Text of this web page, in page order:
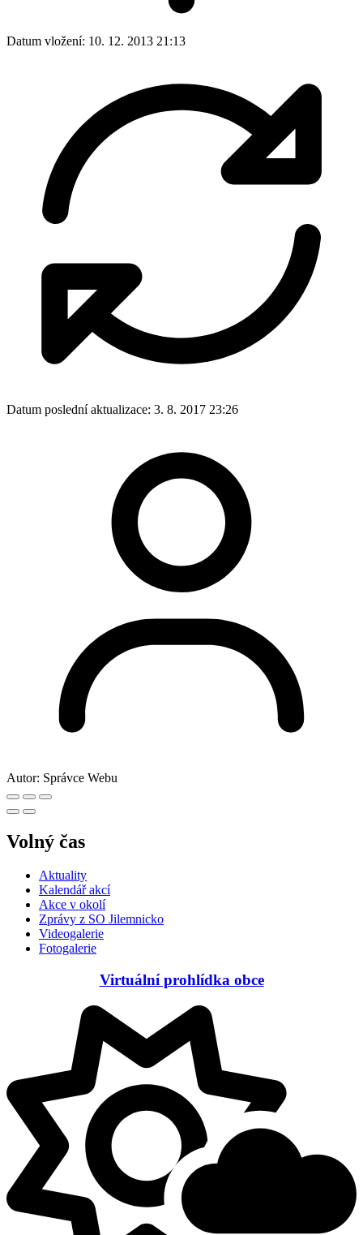
Datum vložení: 10. 12. 2013 21:13
Datum poslední aktualizace: 3. 8. 2017 23:26
Autor: Správce Webu
Volný čas
Aktuality
Kalendář akcí
Akce v okolí
Zprávy z SO Jilemnicko
Videogalerie
Fotogalerie
Virtuální prohlídka obce